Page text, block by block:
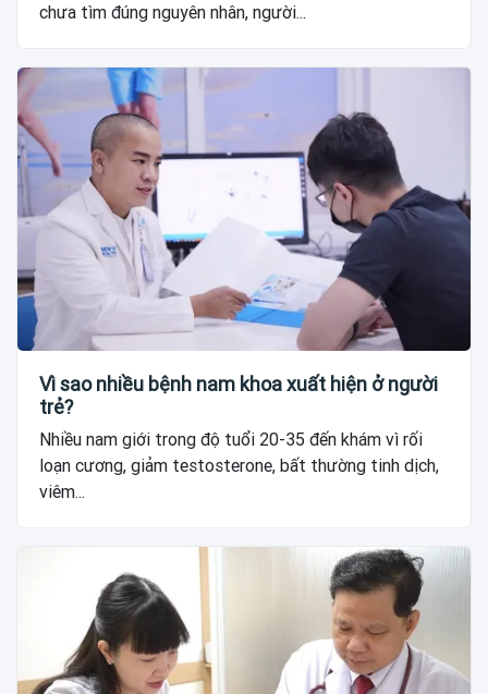
chưa tìm đúng nguyên nhân, người...
Vì sao nhiều bệnh nam khoa xuất hiện ở người
trẻ?
Nhiều nam giới trong độ tuổi 20-35 đến khám vì rối
loạn cương, giảm testosterone, bất thường tinh dịch,
viêm...